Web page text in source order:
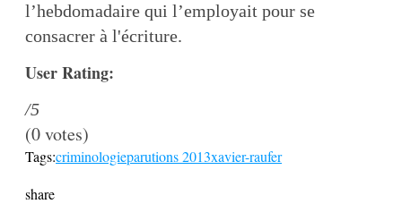
l’hebdomadaire qui l’employait pour se
consacrer à l'écriture.
User Rating:
/5
(0votes)
Tags:criminologieparutions 2013xavier-raufer
share